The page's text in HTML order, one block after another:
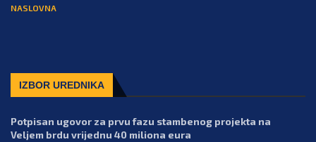
NASLOVNA
IZBOR UREDNIKA
Potpisan ugovor za prvu fazu stambenog projekta na
Veljem brdu vrijednu 40 miliona eura